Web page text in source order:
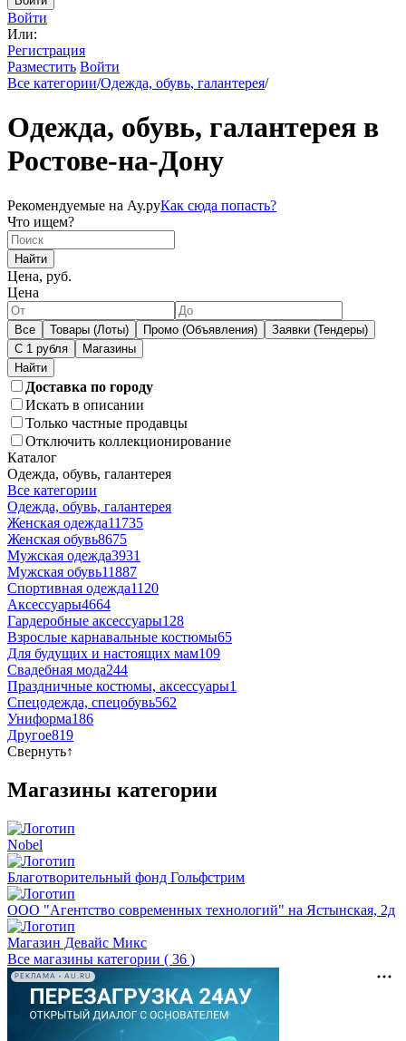
Войти
Или:
Регистрация
Разместить Войти
Все категории/Одежда, обувь, галантерея/
Одежда, обувь, галантерея в
Ростове-на-Дону
Рекомендуемые на Ау.руКак сюда попасть?
Что ищем?
Найти
Цена, руб.
Цена
Все Товары (Лоты) Промо (Объявления)
Заявки (Тендеры)
С 1 рубля
Магазины
Доставка по городу
Искать в описании
Только частные продавцы
Отключить коллекционирование
Каталог
Одежда, обувь, галантерея
Все категории
Одежда, обувь, галантерея
Женская одежда11735
Женская обувь8675
Мужская одежда3931
Мужская обувь11887
Спортивная одежда1120
Аксессуары4664
Гардеробные аксессуары128
Взрослые карнавальные костюмы65
Для будущих и настоящих мам109
Свадебная мода244
Праздничные костюмы, аксессуары1
Спецодежда, спецобувь562
Униформа186
Другое819
Свернуть↑
Магазины категории
Nobel
Благотворительный фонд Гольфстрим
ООО "Агентство современных технологий" на Ястынская, 2д
Магазин Девайс Микс
Все магазины категории ( 36 )
РЕКЛАМА • AU.RU